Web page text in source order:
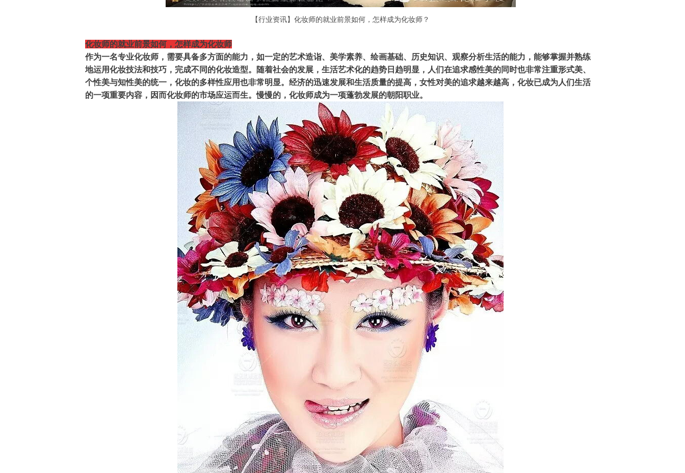
【行业资讯】化妆师的就业前景如何，怎样成为化妆师？
化妆师的就业前景如何，怎样成为化妆师
作为一名专业化妆师，需要具备多方面的能力，如一定的艺术造诣、美学素养、绘画基础、历史知识、观察分析生活的能力，能够掌握并熟练
地运用化妆技法和技巧，完成不同的化妆造型。随着社会的发展，生活艺术化的趋势日趋明显，人们在追求感性美的同时也非常注重形式美、
个性美与知性美的统一，化妆的多样性应用也非常明显。经济的迅速发展和生活质量的提高，女性对美的追求越来越高，化妆已成为人们生活
的一项重要内容，因而化妆师的市场应运而生。慢慢的，化妆师成为一项蓬勃发展的朝阳职业。